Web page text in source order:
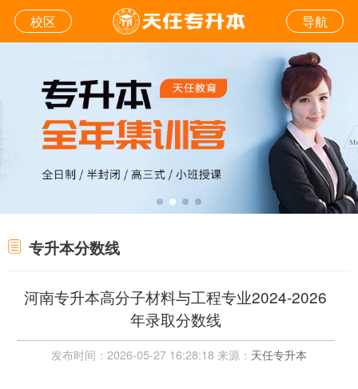
校区 导航
专升本分数线
河南专升本高分子材料与工程专业2024-2026
年录取分数线
发布时间：2026-05-27 16:28:18 来源： 天任专升本